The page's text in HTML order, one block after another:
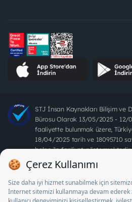
STJ İnsan Kaynakları Bilişim ve
Bürosu Olarak 13/05/2025 - 12/
faaliyette bulunmak üzere,
18/04/2025 tarih ve 18095710
belge ile faaliyet göstermektedir.
arayanlardan ücret alınması